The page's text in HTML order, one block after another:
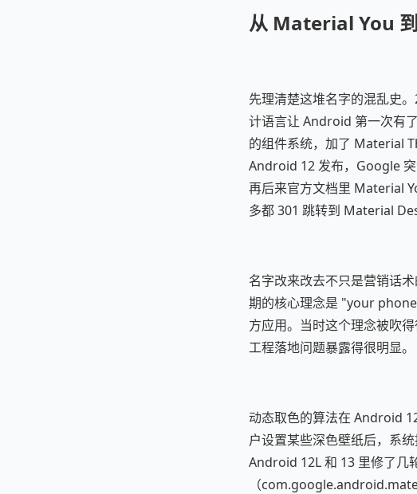
从 Material You
先理清楚这堆名字的混乱史
计语言让 Android 第一次有
的组件系统，加了 Material
Android 12 发布，Google
再后来官方文档里 Material
多都 301 跳转到 Material
名字改来改去不只是营销话
期的核心理念是 "your
方应用。当时这个理念被吹
工程落地问题暴露得很明显。
动态取色的算法在 Android
户设置某些深色壁纸后，系
Android 12L 和 13 里修了几
（